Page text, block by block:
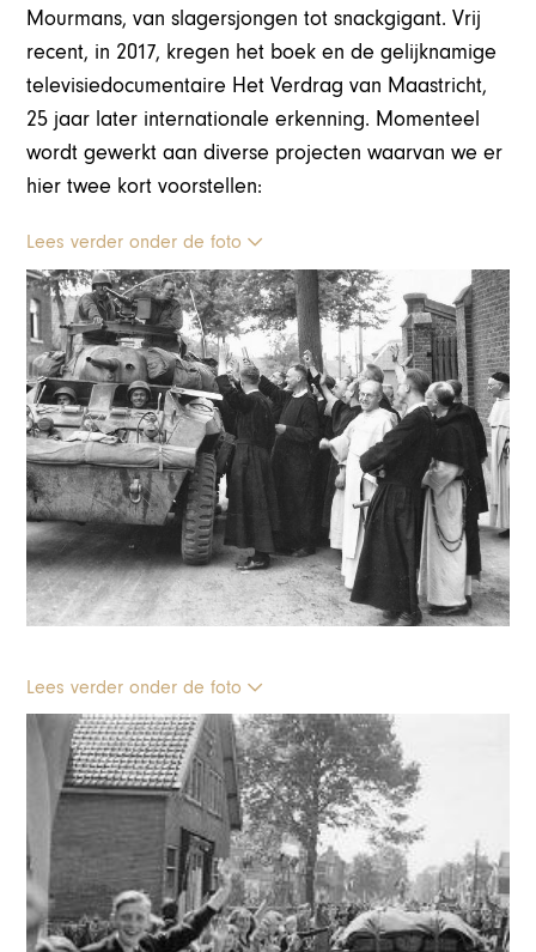
Mourmans, van slagersjongen tot snackgigant. Vrij
recent, in 2017, kregen het boek en de gelijknamige
televisiedocumentaire Het Verdrag van Maastricht,
25 jaar later internationale erkenning. Momenteel
wordt gewerkt aan diverse projecten waarvan we er
hier twee kort voorstellen:
Lees verder onder de foto
Lees verder onder de foto